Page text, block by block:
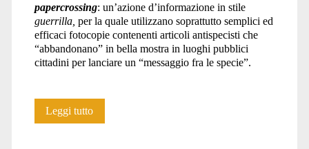
papercrossing: un’azione d’informazione in stile
guerrilla, per la quale utilizzano soprattutto semplici ed
efficaci fotocopie contenenti articoli antispecisti che
“abbandonano” in bella mostra in luoghi pubblici
cittadini per lanciare un “messaggio fra le specie”.
Leggi tuttoDa